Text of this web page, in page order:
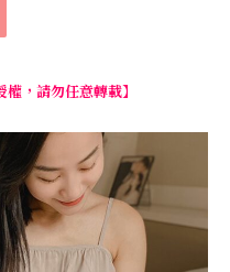
權，請勿任意轉載】